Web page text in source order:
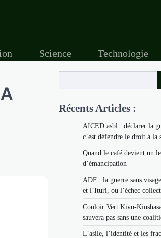
Science Technologie
Récents Articles :
AICED asbl : déclarer la
c’est défendre le droit à la
Quand le café devient un
d’émancipation
ADF : la guerre sans
et l’Ituri, ou l’échec
Couloir Vert Kivu-
sauvera pas sans une
L’asile, l’identité et les